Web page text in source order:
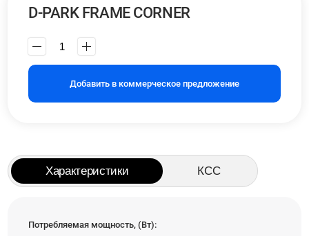
D-PARK FRAME CORNER
Добавить в коммерческое предложение
Характеристики КСС
Потребляемая мощность, (Вт):